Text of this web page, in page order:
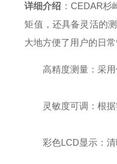
详细介绍 ： CEDAR杉
矩值，还具备灵活的
大地方便了用户的日常
高精度测量 ：采
灵敏度可调 ：根
彩色LCD显示 ：